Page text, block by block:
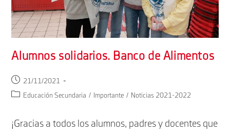
Alumnos solidarios. Banco de Alimentos
Publicación
de
21/11/2021
Categoría
entrada:
Educación Secundaria / Importante / Noticias 2021-2022
¡Gracias a todos los alumnos, padres y docentes que